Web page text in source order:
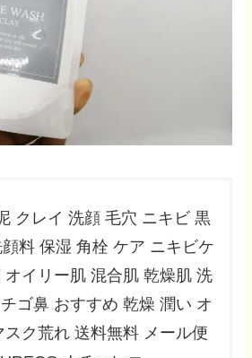
クレイ 洗顔 毛穴 ニキビ 黒
料 保湿 角栓 ケア ニキビケ
オイリー肌 混合肌 乾燥肌 洗
ゴ鼻 おすすめ 乾燥 潤い オ
スク荒れ 送料無料 メール便